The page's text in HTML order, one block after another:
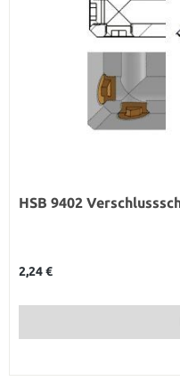
HSB 9402
2,24 €